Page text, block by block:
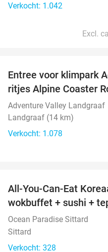
Verkocht: 1.042
Excl.
Entree voor klimpark
ritjes Alpine Coaster
Adventure Valley Landgraaf
Landgraaf (14 km)
Verkocht: 1.078
All-You-Can-Eat
wokbuffet + sushi +
Ocean Paradise Sittard
Sittard
Verkocht: 328